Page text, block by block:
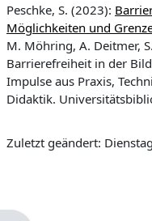
Peschke, S. (2023):
Möglichkeiten und
M. Möhring, A. Deitmer,
Barrierefreiheit in der
Impulse aus Praxis,
Didaktik.
Zuletzt geändert: